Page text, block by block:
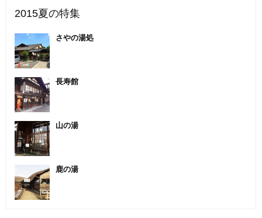
2015夏の特集
さやの湯処
長寿館
山の湯
鹿の湯